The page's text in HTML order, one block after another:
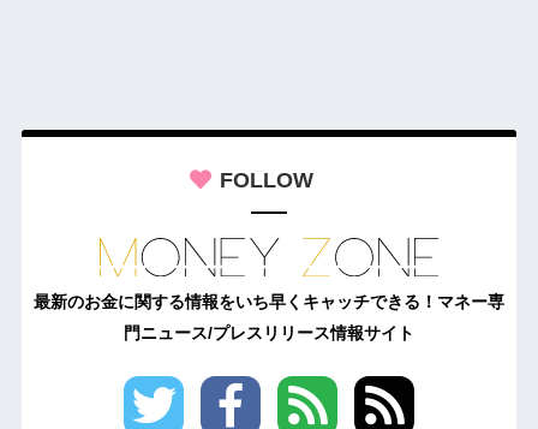
FOLLOW
最新のお金に関する情報をいち早くキャッチできる！マネー専
門ニュース/プレスリリース情報サイト